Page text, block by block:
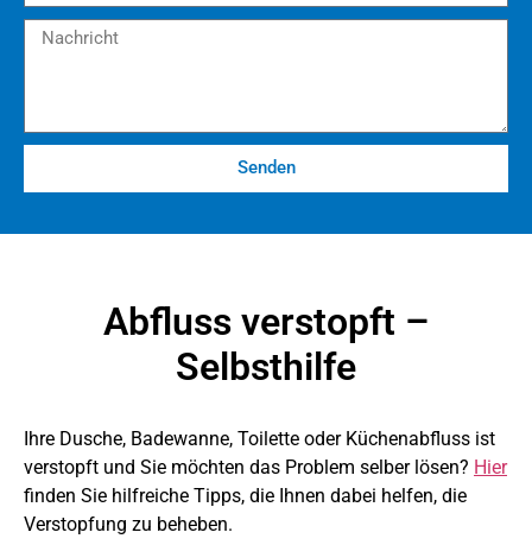
Senden
Abfluss verstopft –
Selbsthilfe
Ihre Dusche, Badewanne, Toilette oder Küchenabfluss ist
verstopft und Sie möchten das Problem selber lösen? Hier
finden Sie hilfreiche Tipps, die Ihnen dabei helfen, die
Verstopfung zu beheben.